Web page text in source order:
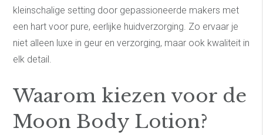
kleinschalige setting door gepassioneerde makers met
een hart voor pure, eerlijke huidverzorging. Zo ervaar je
niet alleen luxe in geur en verzorging, maar ook kwaliteit in
elk detail.
Waarom kiezen voor de
Moon Body Lotion?